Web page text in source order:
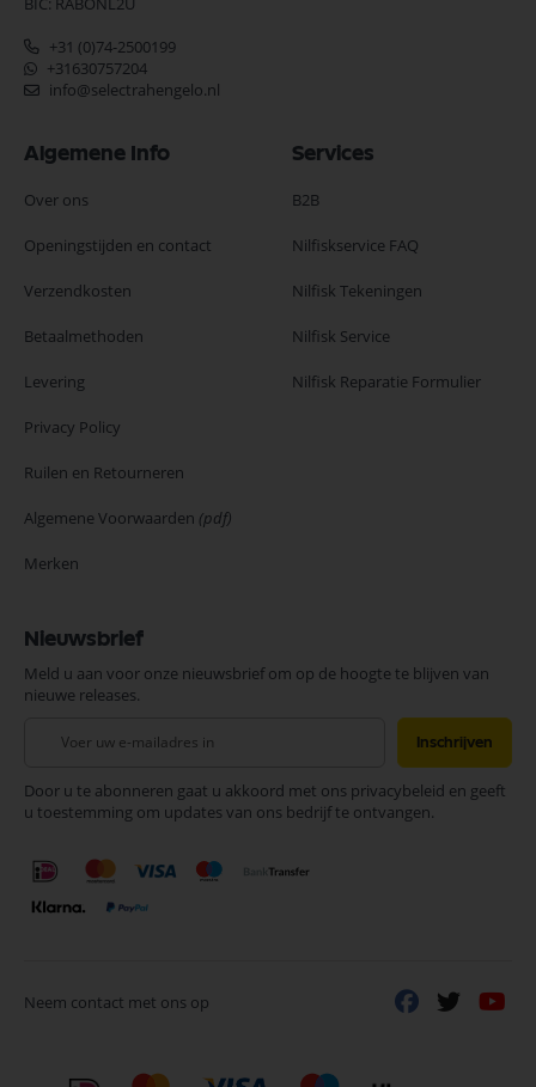
+31 (0)74-2500199
+31630757204
info@selectrahengelo.nl
Algemene Info
Over ons
Openingstijden en contact
Verzendkosten
Betaalmethoden
Levering
Privacy Policy
Ruilen en Retourneren
Algemene Voorwaarden (pdf)
Merken
Services
B2B
Nilfiskservice FAQ
Nilfisk Tekeningen
Nilfisk Service
Nilfisk Reparatie Formulier
Nieuwsbrief
Meld u aan voor onze nieuwsbrief om op de hoogte te blijven van
nieuwe releases.
onze
nieuwsbrief
Inschrijven
Door u te abonneren gaat u akkoord met ons privacybeleid en geeft
u toestemming om updates van ons bedrijf te ontvangen.
Neem contact met ons op